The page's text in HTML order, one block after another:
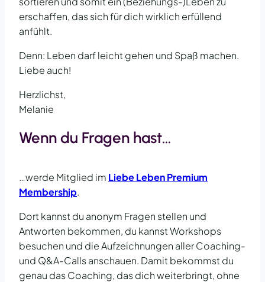
erschaffen, das sich für dich wirklich erfüllend
anfühlt.
Denn: Leben darf leicht gehen und Spaß machen.
Liebe auch!
Herzlichst,
Melanie
Wenn du Fragen hast…
…werde Mitglied im Liebe Leben Premium
Membership.
Dort kannst du anonym Fragen stellen und
Antworten bekommen, du kannst Workshops
besuchen und die Aufzeichnungen aller Coaching-
und Q&A-Calls anschauen. Damit bekommst du
genau das Coaching, das dich weiterbringt, ohne